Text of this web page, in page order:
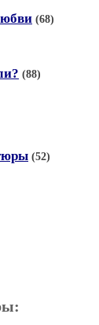
(68)
(88)
(52)